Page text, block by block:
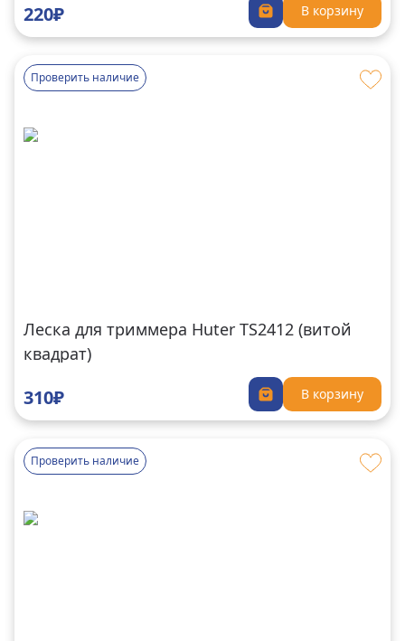
220₽ В корзину
Проверить наличие
Леска для триммера Huter TS2412 (витой
квадрат)
310₽ В корзину
Проверить наличие